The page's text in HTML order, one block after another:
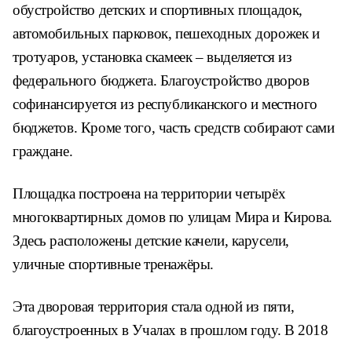
обустройство детских и спортивных площадок,
автомобильных парковок, пешеходных дорожек и
тротуаров, установка скамеек – выделяется из
федерального бюджета. Благоустройство дворов
софинансируется из республиканского и местного
бюджетов. Кроме того, часть средств собирают сами
граждане.
Площадка построена на территории четырёх
многоквартирных домов по улицам Мира и Кирова.
Здесь расположены детские качели, карусели,
уличные спортивные тренажёры.
Эта дворовая территория стала одной из пяти,
благоустроенных в Учалах в прошлом году. В 2018